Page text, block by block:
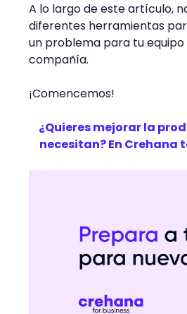
A lo largo de este artículo,
diferentes herramientas
un problema para tu
compañía.
¡Comencemos!
¿Quieres mejorar la
necesitan? En